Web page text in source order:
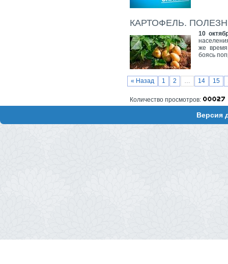
КАРТОФЕЛЬ.
10
же время
боясь
« Назад 1 2 … 14 15
Количество просмотров:
Версия